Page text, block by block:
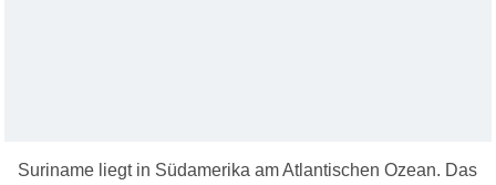
Suriname liegt in Südamerika am Atlantischen Ozean. Das